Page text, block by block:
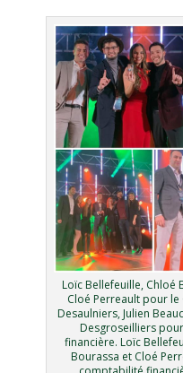
Loïc Bellefeuille, Chloé
Cloé Perreault pour le
Desaulniers, Julien
Desgroseilliers
financière. Loïc
Bourassa et Cloé